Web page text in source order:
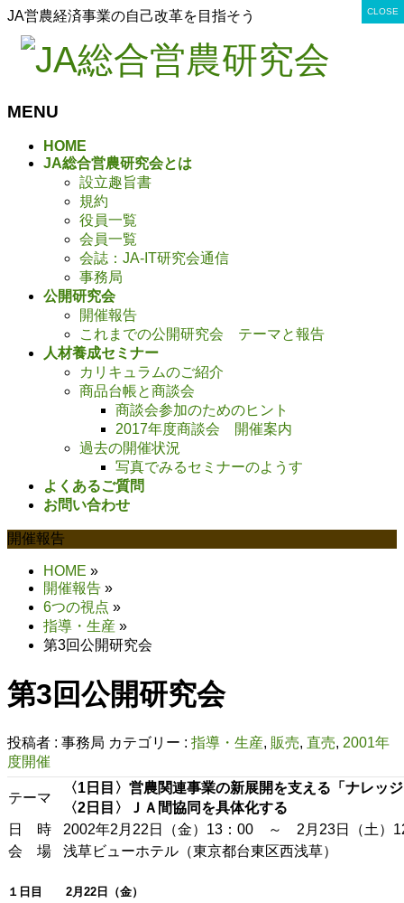
JA営農経済事業の自己改革を目指そう
MENU
HOME
JA総合営農研究会とは
設立趣旨書
規約
役員一覧
会員一覧
会誌：JA-IT研究会通信
事務局
公開研究会
開催報告
これまでの公開研究会 テーマと報告
人材養成セミナー
カリキュラムのご紹介
商品台帳と商談会
商談会参加のためのヒント
2017年度商談会 開催案内
過去の開催状況
写真でみるセミナーのようす
よくあるご質問
お問い合わせ
開催報告
HOME »
開催報告 »
6つの視点 »
指導・生産 »
第3回公開研究会
第3回公開研究会
投稿者 : 事務局 カテゴリー : 指導・生産, 販売, 直売, 2001年
度開催
テーマ
〈1日目〉営農関連事業の新展開を支える「ナレッ
〈2日目〉ＪＡ間協同を具体化する
日 時
2002年2月22日（金）13：00 ～ 2月23日（土）
会 場
浅草ビューホテル（東京都台東区西浅草）
１日目 2月22日（金）
CLOSE
CLOSE
CLOSE
CLOSE
CLOSE
CLOSE
CLOSE
CLOSE
CLOSE
CLOSE
CLOSE
CLOSE
CLOSE
CLOSE
CLOSE
CLOSE
CLOSE
CLOSE
CLOSE
CLOSE
CLOSE
CLOSE
CLOSE
CLOSE
CLOSE
CLOSE
CLOSE
CLOSE
CLOSE